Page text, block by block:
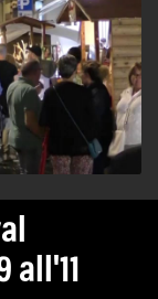
all'11